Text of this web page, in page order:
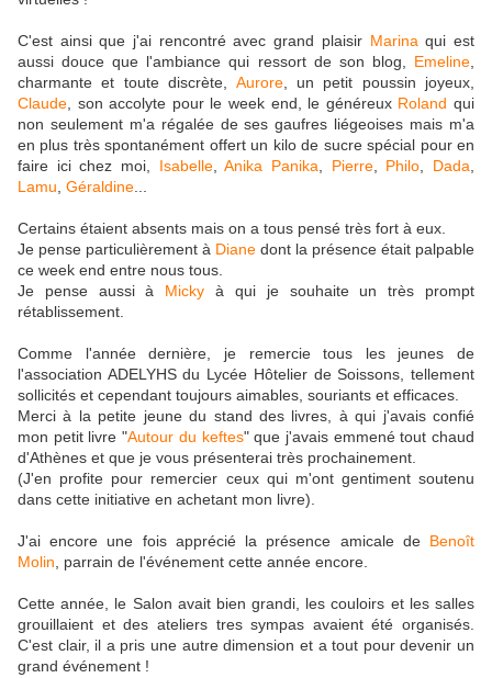
C'est ainsi que j'ai rencontré avec grand plaisir Marina qui est
aussi douce que l'ambiance qui ressort de son blog, Emeline
charmante et toute discrète, Aurore, un petit poussin joyeux,
Claude , son accolyte pour le week end, le généreux Roland qui
non seulement m'a régalée de ses gaufres liégeoises mais m'a
en plus très spontanément offert un kilo de sucre spécial pour en
faire ici chez moi, Isabelle,Anika Panika Pierre, Philo Dada
Lamu Géraldine
Certains étaient absents mais on a tous pensé très fort à eux.
Je pense particulièrement à Diane dont la présence était palpable
ce week end entre nous tous.
Je pense aussi à Mickyà qui je souhaite un très prompt
rétablissement.
Comme l'année dernière, je remercie tous les jeunes de
l'association ADELYHS du Lycée Hôtelier de Soissons, tellement
sollicités et cependant toujours aimables, souriants et efficaces.
Merci à la petite jeune du stand des livres, à qui j'avais confié
mon petit livre "Autour du keftes" que j'avais emmené tout chaud
d'Athènes et que je vous présenterai très prochainement.
(J'en profite pour remercier ceux qui m'ont gentiment soutenu
dans cette initiative en achetant mon livre).
J'ai encore une fois apprécié la présence amicale de Benoît
Molin , parrain de l'événement cette année encore.
Cette année, le Salon avait bien grandi, les couloirs et les salles
grouillaient et des ateliers tres sympas avaient été organisés.
C'est clair, il a pris une autre dimension et a tout pour devenir un
grand événement !